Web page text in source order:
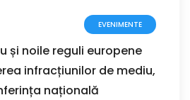
EVENIMENTE
și noile reguli europene
infracțiunilor de mediu,
națională